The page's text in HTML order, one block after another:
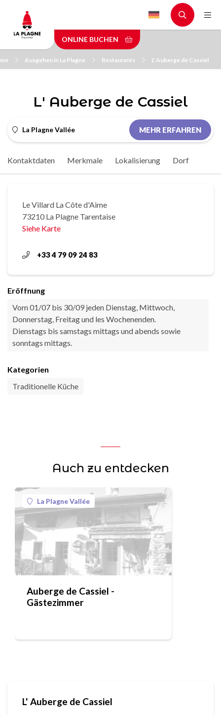
main
content
ONLINE BUCHEN
Ausgehen in La Plagne Restaurants L' Auberge de Cassiel
L' Auberge de Cassiel
La Plagne Vallée MEHR ERFAHREN
Kontaktdaten Merkmale Lokalisierung Dorf
Le Villard La Côte d'Aime
73210 La Plagne Tarentaise
Siehe Karte
+33 4 79 09 24 83
Eröffnung
Vom 01/07 bis 30/09 jeden Dienstag, Mittwoch,
Donnerstag, Freitag und les Wochenenden.
Dienstags bis samstags mittags und abends sowie
sonntags mittags.
Kategorien
Traditionelle Küche
Auch zu entdecken
La Plagne Vallée
Auberge de Cassiel -
Gästezimmer
L' Auberge de Cassiel